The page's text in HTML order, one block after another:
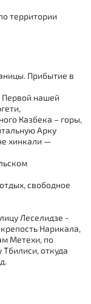
территории
Прибытие в
Первой нашей
Казбека – горы,
Арку
хинкали —
свободное
Леселидзе -
Нарикала,
Метехи, по
откуда